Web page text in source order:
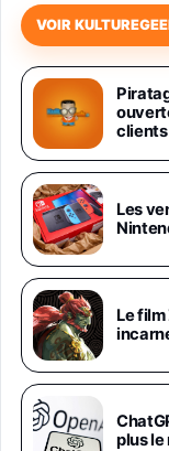
648,63€
Android
1019€
Galaxy
1019€
Galaxy
892€
Philips
24,94€
VOIR
clients
Les
Le
plus le